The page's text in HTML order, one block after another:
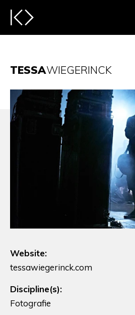
TESSAWIEGERINCK
Website:
tessawiegerinck.com
Discipline(s):
Fotografie